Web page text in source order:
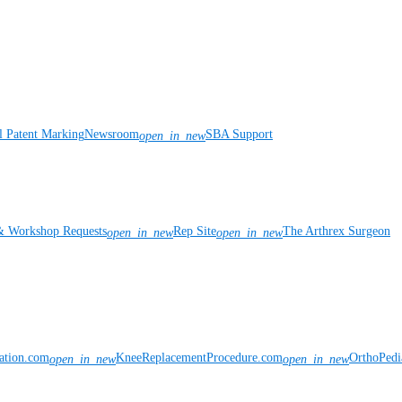
Patent MarkingNewsroomopen_in_newSBA Support
Requestsopen_in_newRep Siteopen_in_newThe Arthrex Surgeon
open_in_newKneeReplacementProcedure.comopen_in_new